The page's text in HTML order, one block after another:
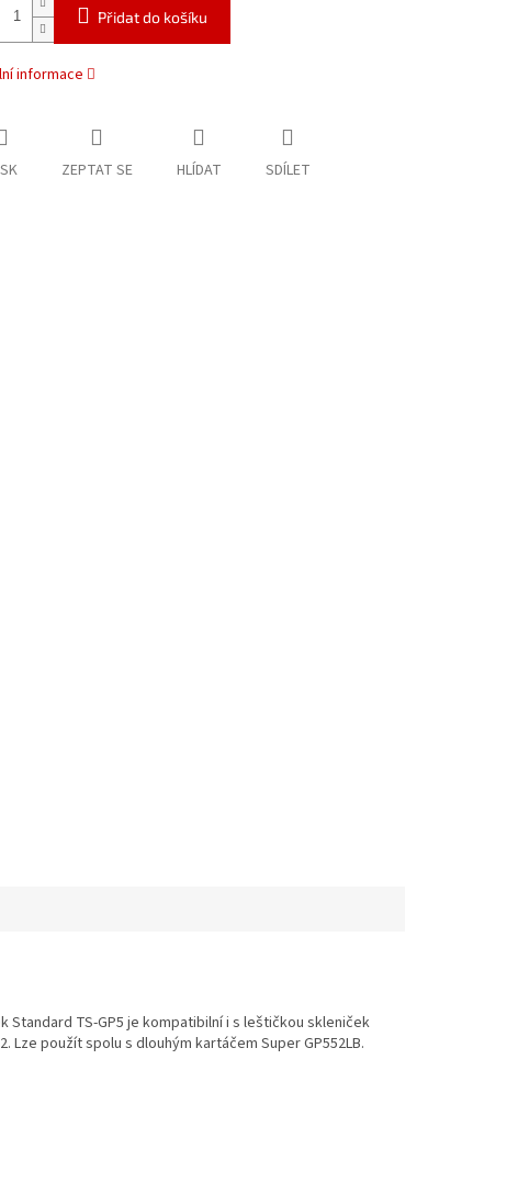
Přidat do košíku
informace
ZEPTAT SE HLÍDAT SDÍLET
TS-GP5 je kompatibilní i s leštičkou skleniček
Lze použít spolu s dlouhým kartáčem Super GP552LB.